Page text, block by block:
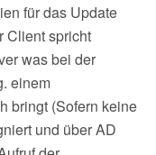
für das Update
Client spricht
was bei der
einem
bringt (Sofern keine
und über AD